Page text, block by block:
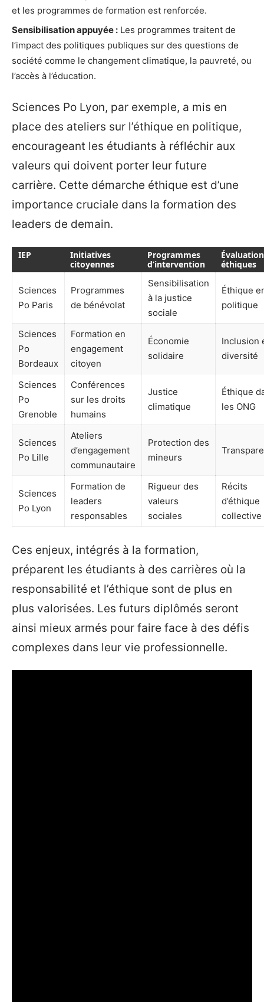
et les programmes de formation est renforcée.
Sensibilisation appuyée : Les programmes traitent de
l’impact des politiques publiques sur des questions de
société comme le changement climatique, la pauvreté, ou
l’accès à l’éducation.
Sciences Po Lyon, par exemple, a mis en
place des ateliers sur l’éthique en politique,
encourageant les étudiants à réfléchir aux
valeurs qui doivent porter leur future
carrière. Cette démarche éthique est d’une
importance cruciale dans la formation des
leaders de demain.
IEP
Initiatives
citoyennes
Programmes
d’intervention
éthiques
Sciences
Po Paris
Programmes
de bénévolat
Sensibilisation
à la justice
sociale
Éthique
politique
Sciences
Po
Bordeaux
Formation en
engagement
citoyen
Économie
solidaire
Inclusion
diversité
Sciences
Po
Grenoble
Conférences
sur les droits
humains
Justice
climatique
Éthique
les ONG
Sciences
Po Lille
Ateliers
d’engagement
communautaire
Protection des
mineurs
Sciences
Po Lyon
Formation de
leaders
responsables
Rigueur des
valeurs
sociales
Récits
d’éthique
collective
Ces enjeux, intégrés à la formation,
préparent les étudiants à des carrières où la
responsabilité et l’éthique sont de plus en
plus valorisées. Les futurs diplômés seront
ainsi mieux armés pour faire face à des défis
complexes dans leur vie professionnelle.